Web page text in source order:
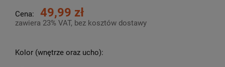
Cena: 49,99 zł
zawiera 23% VAT, bez kosztów dostawy
Kolor (wnętrze oraz ucho):